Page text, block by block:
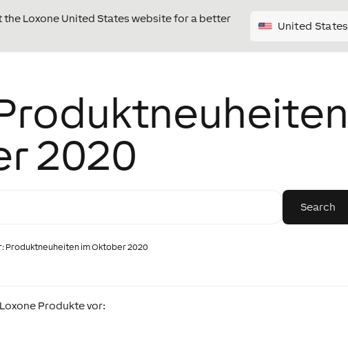
Loxone United States website for a better
United States
2020
Produktneuheiten im Oktober 2020
Produkte vor: